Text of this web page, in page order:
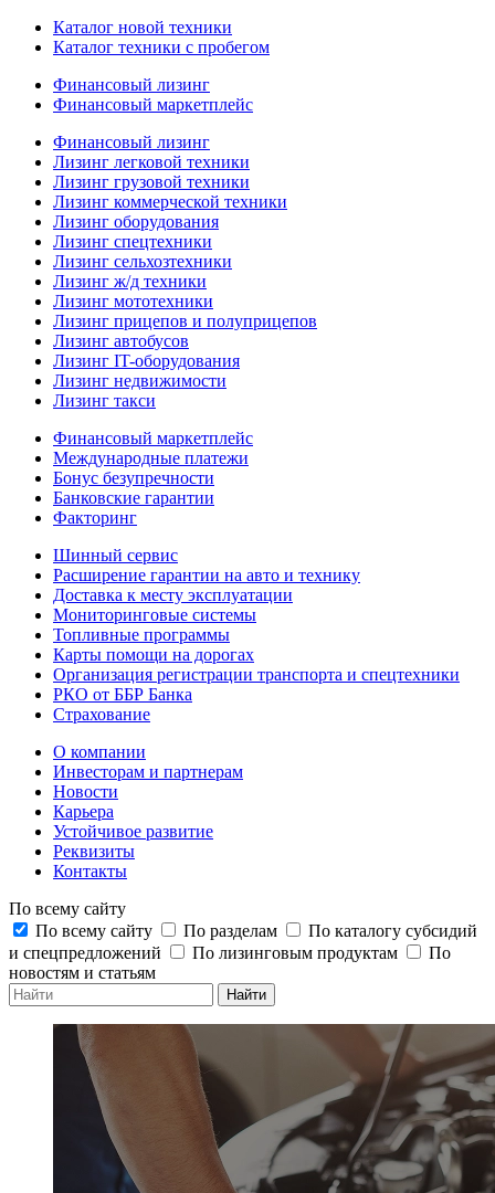
Каталог новой техники
Каталог техники с пробегом
Финансовый лизинг
Финансовый маркетплейс
Финансовый лизинг
Лизинг легковой техники
Лизинг грузовой техники
Лизинг коммерческой техники
Лизинг оборудования
Лизинг спецтехники
Лизинг сельхозтехники
Лизинг ж/д техники
Лизинг мототехники
Лизинг прицепов и полуприцепов
Лизинг автобусов
Лизинг IT-оборудования
Лизинг недвижимости
Лизинг такси
Финансовый маркетплейс
Международные платежи
Бонус безупречности
Банковские гарантии
Факторинг
Шинный сервис
Расширение гарантии на авто и технику
Доставка к месту эксплуатации
Мониторинговые системы
Топливные программы
Карты помощи на дорогах
Организация регистрации транспорта и спецтехники
РКО от ББР Банка
Страхование
О компании
Инвесторам и партнерам
Новости
Карьера
Устойчивое развитие
Реквизиты
Контакты
По всему сайту
По всему сайту
По разделам
По каталогу субсидий
и спецпредложений
По лизинговым продуктам
По
новостям и статьям
Найти